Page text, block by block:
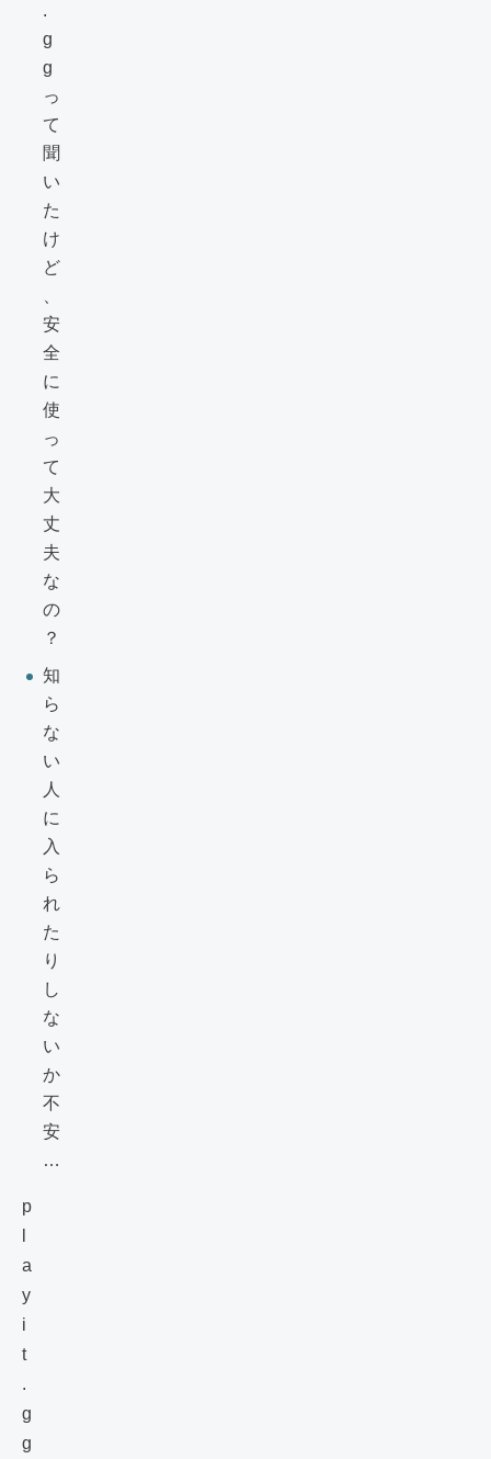
.
g
g
っ
て
聞
い
た
け
ど
安
全
に
使
っ
て
大
丈
夫
な
の
？
知
ら
な
い
人
に
入
ら
れ
た
り
し
な
い
か
不
安
…
p
a
y
i
t
.
g
g